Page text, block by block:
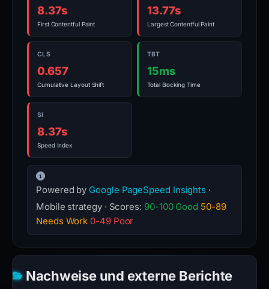
8.37s
First Contentful Paint
13.77s
Largest Contentful Paint
CLS
0.657
Cumulative Layout Shift
TBT
15ms
Total Blocking Time
SI
8.37s
Speed Index
Powered by Google PageSpeed Insights ·
Mobile strategy · Scores: 90-100 Good 50-89
Needs Work 0-49 Poor
Nachweise und externe Berichte